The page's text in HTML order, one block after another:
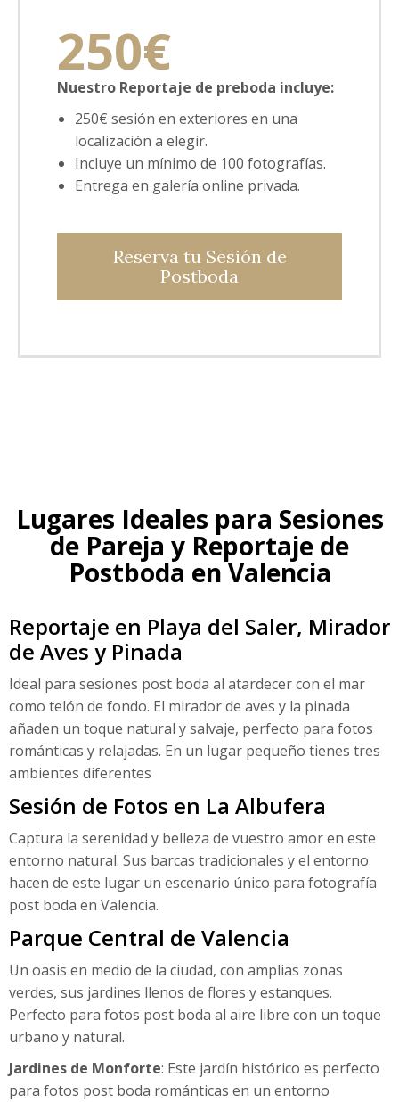
250€
Nuestro Reportaje de preboda incluye:
250€ sesión en exteriores en una
localización a elegir.
Incluye un mínimo de 100 fotografías.
Entrega en galería online privada.
Reserva tu Sesión de
Postboda
Lugares Ideales para Sesiones
de Pareja y Reportaje de
Postboda en Valencia
Reportaje en Playa del Saler, Mirador
de Aves y Pinada
Ideal para sesiones post boda al atardecer con el mar
como telón de fondo. El mirador de aves y la pinada
añaden un toque natural y salvaje, perfecto para fotos
románticas y relajadas. En un lugar pequeño tienes tres
ambientes diferentes
Sesión de Fotos en La Albufera
Captura la serenidad y belleza de vuestro amor en este
entorno natural. Sus barcas tradicionales y el entorno
hacen de este lugar un escenario único para fotografía
post boda en Valencia.
Parque Central de Valencia
Un oasis en medio de la ciudad, con amplias zonas
verdes, sus jardines llenos de flores y estanques.
Perfecto para fotos post boda al aire libre con un toque
urbano y natural.
Jardines de Monforte: Este jardín histórico es perfecto
para fotos post boda románticas en un entorno